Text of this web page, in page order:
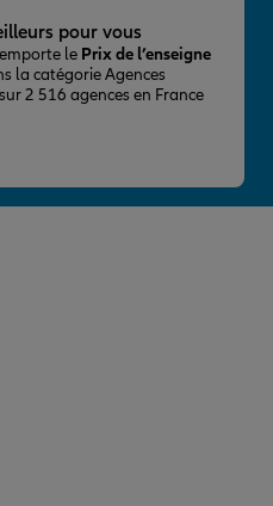
pour vous
le Prix de l’enseigne
la catégorie Agences
2 516 agences en France